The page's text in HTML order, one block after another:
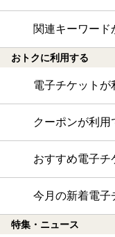
関連キーワード
おトクに利用する
電子チケットが
クーポンが利用
おすすめ電子チ
今月の新着電子
特集・ニュース